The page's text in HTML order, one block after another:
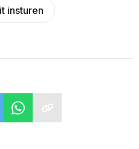
insturen